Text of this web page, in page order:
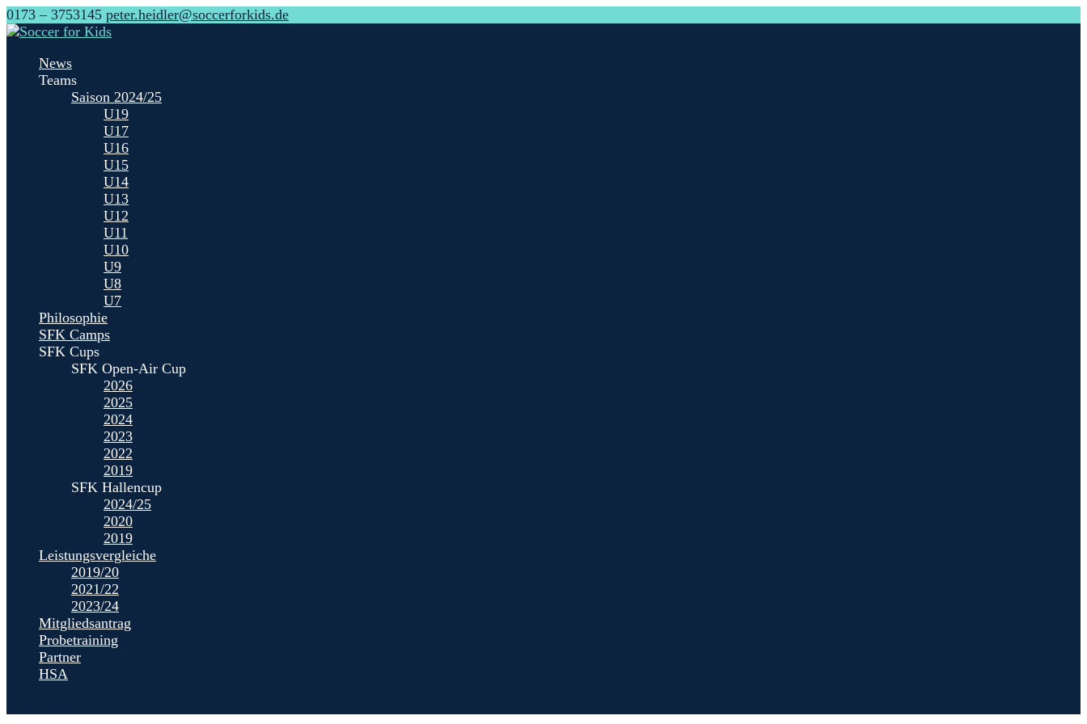
0173 – 3753145 peter.heidler@soccerforkids.de
News
Teams
Saison 2024/25
U19
U17
U16
U15
U14
U13
U12
U11
U10
U9
U8
U7
Philosophie
SFK Camps
SFK Cups
SFK Open-Air Cup
2026
2025
2024
2023
2022
2019
SFK Hallencup
2024/25
2020
2019
Leistungsvergleiche
2019/20
2021/22
2023/24
Mitgliedsantrag
Probetraining
Partner
HSA